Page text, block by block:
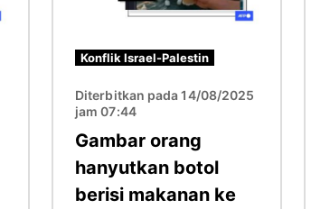
Konflik Israel-Palestin
Diterbitkan pada 14/08/2025
jam 07:44
Gambar orang
hanyutkan botol
berisi makanan ke